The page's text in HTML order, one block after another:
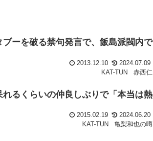
ーを破る禁句発言で、飯島派閥内で
2013.12.10
2024.07.09
KAT-TUN
赤西仁
るくらいの仲良しぶりで「本当は熱
2015.02.19
2024.06.20
KAT-TUN
亀梨和也の噂